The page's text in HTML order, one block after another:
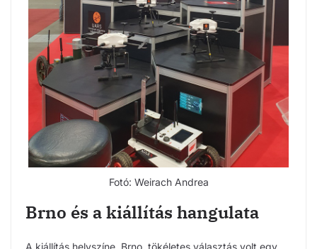
Fotó: Weirach Andrea
Brno és a kiállítás hangulata